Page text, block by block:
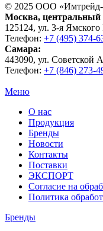
© 2025 ООО «
Москва, центральный
125124, ул. 3-я
Телефон: +7 (495) 374-
Самара:
443090, ул. Советской
Телефон: +7 (846) 273-
Меню
О нас
Продукция
Бренды
Новости
Контакты
Поставки
ЭКСПОРТ
Согласие на
Политика
Бренды